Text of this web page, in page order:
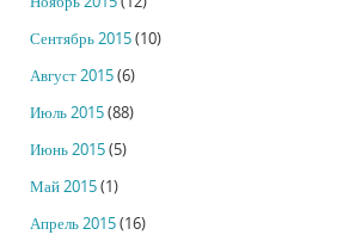
Сентябрь 2015(10)
Август 2015(6)
Июль 2015(88)
Июнь 2015(5)
Май 2015(1)
Апрель 2015(16)